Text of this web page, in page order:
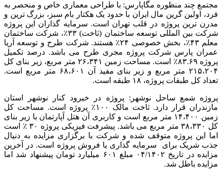
مجتمع چند منظوره مگاپارس: با طراحی معماری خاص و منحصر به
فرد، اولین گرین مال ایران با حدود یک هکتار بام سبز، بزرگ ترین و
مدرن ترین پروژه در قلب تهران است. سرمایه گذاران این پروژه
شرکت بین المللی توسعه ساختمان (ثاخت) ۳۳٪، شرکت ساختمان
معلم ۴۳٪، بخش خصوصی ۲۴٪ هستند. شرکت طرح و توسعه آریا
عمران پارس شرکت پروژه مجری طرح می باشد. درصد تکمیل
پروژه ۸۳.۶۹٪ است. مساحت زمین ۲۶،۳۴۱ متر مربع، زیر بنای کل
۲۱۵،۲۰۴ متر مربع و زیر بنای مفید آن ۶۸،۶۰۱ متر مربع است.
تعداد کل طبقات پروژه، ۱۸ طبقه است.
پروژه شمع ساحل نوشهر: پروژه در خیرود کنار نوشهر استان
مازندران قرار دارد. ثاخت مالک ۱۰۰٪ پروژه است. مساحت کل
زمین ۱۴،۴۰۰ متر مربع است و کاربری آن هتل آپارتمان با زیر بنای
کل ۳۸،۳۳۰ متر مربع می باشد. پیشرفت فیزیکی پروژه ۳۰ ٪ است
اما این پروژه متوقف شده و شرکت با برگزاری مزایده به دنیال
جذب شریک برای سرمایه گذاری یا فروش پروژه است. در آخرین
مزایده در تاریخ ۰۴/۱۴۰۲ مبلغ ۶۰۱ میلیارد تومان پیشنهاد شد اما
مزایده باطل شد.